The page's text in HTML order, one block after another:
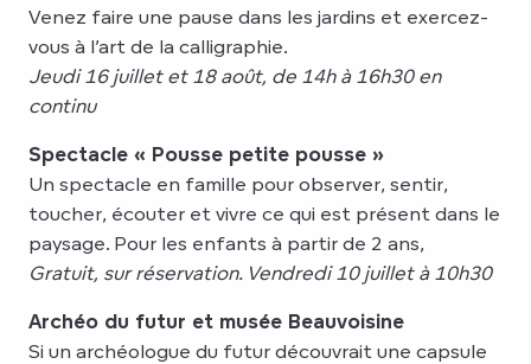
Venez faire une pause dans les jardins et exercez-
vous à l’art de la calligraphie.
Jeudi 16 juillet et 18 août, de 14h à 16h30 en
continu
Spectacle « Pousse petite pousse »
Un spectacle en famille pour observer, sentir,
toucher, écouter et vivre ce qui est présent dans le
paysage. Pour les enfants à partir de 2 ans,
Gratuit, sur réservation. Vendredi 10 juillet à 10h30
Archéo du futur et musée Beauvoisine
Si un archéologue du futur découvrait une capsule